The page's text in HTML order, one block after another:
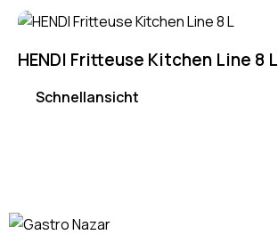
HENDI Fritteuse Kitchen Line 8 L
Schnellansicht